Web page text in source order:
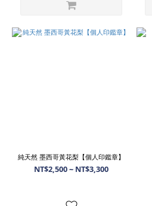
純天然 墨西哥黃花梨【個人印鑑章】
NT$2,500 ~ NT$3,300